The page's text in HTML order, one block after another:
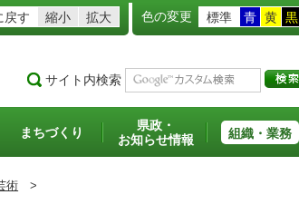
戻す 縮小 拡大 色の変更 標準 青 黄 黒
サイト内検索
まちづくり
県政・
お知らせ情報
組織・業務
術 >